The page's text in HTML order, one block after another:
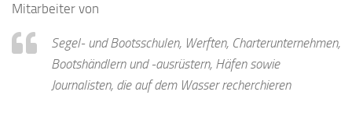
Mitarbeiter von
Segel- und Bootsschulen, Werften, Charterunternehmen,
Bootshändlern und -ausrüstern, Häfen sowie
Journalisten, die auf dem Wasser recherchieren